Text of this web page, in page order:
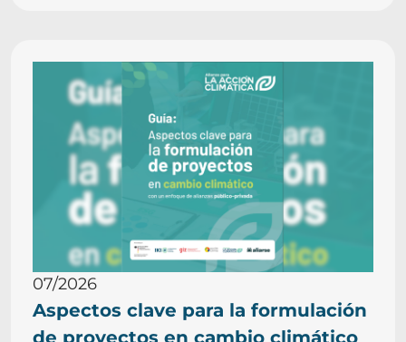
07/2026
Aspectos clave para la formulación
de proyectos en cambio climático